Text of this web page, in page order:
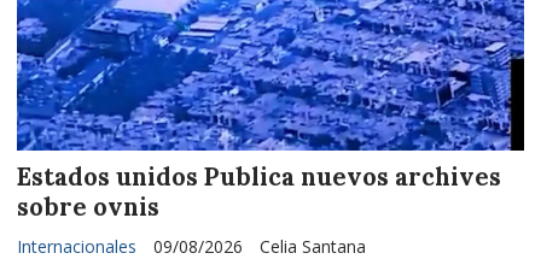
Estados unidos Publica nuevos archives
sobre ovnis
Celia Santana
Internacionales 09/08/2026